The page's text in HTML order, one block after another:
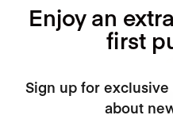
Enjoy an
first
Sign up for
about